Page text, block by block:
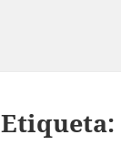
Etiqueta: